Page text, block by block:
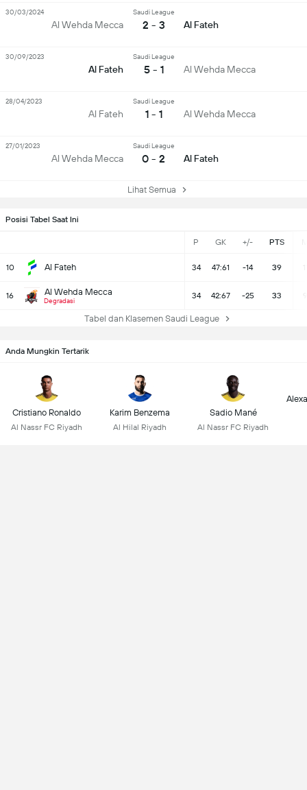
Posisi Tabel Saat Ini
P GK +/- PTS
10 Al Fateh 34 47:61 -14 39
16 Al Wehda Mecca
Degradasi
34 42:67 -25 33
Tabel dan Klasemen Saudi League
Al Wehda Mecca
Saudi League
2 - 3 Al Fateh
30/03/2024
Al Fateh
Saudi League
5 - 1 Al Wehda Mecca
30/09/2023
Al Fateh
Saudi League
1 - 1 Al Wehda Mecca
28/04/2023
Al Wehda Mecca
Saudi League
0 - 2 Al Fateh
27/01/2023
Lihat Semua
Anda Mungkin Tertarik
Cristiano Ronaldo
Al Nassr FC Riyadh
Karim Benzema
Al Hilal Riyadh
Sadio Mané
Al Nassr FC Riyadh